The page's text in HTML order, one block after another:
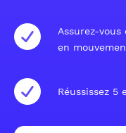
Assurez-
en
Réussissez 5